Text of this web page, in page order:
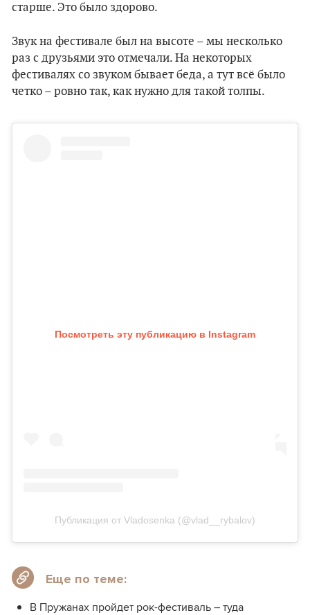
старше. Это было здорово.
Звук на фестивале был на высоте – мы несколько
раз с друзьями это отмечали. На некоторых
фестивалях со звуком бывает беда, а тут всё было
четко – ровно так, как нужно для такой толпы.
Посмотреть эту публикацию в Instagram
Публикация от Vladosenka (@vlad__rybalov)
Еще по теме:
В Пружанах пройдет рок-фестиваль – туда